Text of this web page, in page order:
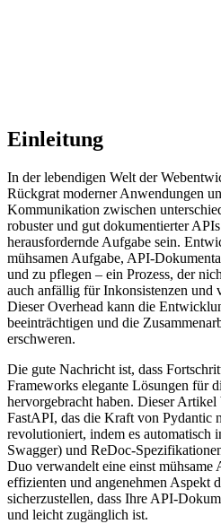
Einleitung
In der lebendigen Welt der
Rückgrat moderner Anwendungen
Kommunikation zwischen
robuster und gut dokumentierter
herausfordernde Aufgabe sein.
mühsamen Aufgabe, API-
und zu pflegen – ein Prozess, der
auch anfällig für Inkonsistenzen und
Dieser Overhead kann die
beeinträchtigen und die
erschweren.
Die gute Nachricht ist, dass
Frameworks elegante Lösungen für
hervorgebracht haben. Dieser Artikel
FastAPI, das die Kraft von Pydantic
revolutioniert, indem es automatisch
Swagger) und ReDoc-
Duo verwandelt eine einst mühsame
effizienten und angenehmen Aspekt
sicherzustellen, dass Ihre API-
und leicht zugänglich ist.